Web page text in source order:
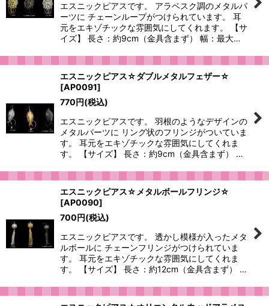
エスニックピアスです。 アラベスク調のメタルパ
ーツに チェーンループがつけられています。 耳
元をエキゾチックな雰囲気にしてくれます。 【サ
イズ】 長さ：約9cm（金具含まず） 幅：最大…
エスニックピアス☆ダブルメタルフェザー☆
[AP0091]
770円(税込)
エスニックピアスです。 羽根のようなデザインの
メタルパーツに リング状のフリンジがついていま
す。 耳元をエキゾチックな雰囲気にしてくれま
す。 【サイズ】 長さ：約9cm（金具含まず） …
エスニックピアス☆メタルボールフリンジ☆
[AP0090]
700円(税込)
エスニックピアスです。 透かし模様が入ったメタ
ルボールに チェーンフリンジがつけられていま
す。 耳元をエキゾチックな雰囲気にしてくれま
す。 【サイズ】 長さ：約12cm（金具含まず） …